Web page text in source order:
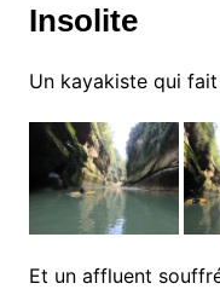
Insolite
Un kayakiste qui
Et un affluent